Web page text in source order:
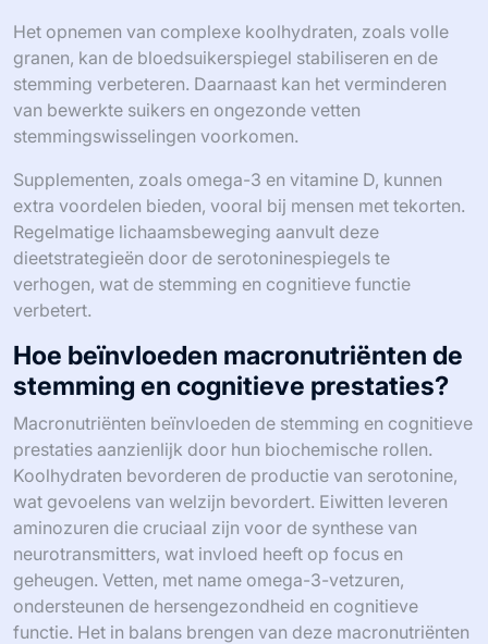
Het opnemen van complexe koolhydraten, zoals volle
granen, kan de bloedsuikerspiegel stabiliseren en de
stemming verbeteren. Daarnaast kan het verminderen
van bewerkte suikers en ongezonde vetten
stemmingswisselingen voorkomen.
Supplementen, zoals omega-3 en vitamine D, kunnen
extra voordelen bieden, vooral bij mensen met tekorten.
Regelmatige lichaamsbeweging aanvult deze
dieetstrategieën door de serotoninespiegels te
verhogen, wat de stemming en cognitieve functie
verbetert.
Hoe beïnvloeden macronutriënten de
stemming en cognitieve prestaties?
Macronutriënten beïnvloeden de stemming en cognitieve
prestaties aanzienlijk door hun biochemische rollen.
Koolhydraten bevorderen de productie van serotonine,
wat gevoelens van welzijn bevordert. Eiwitten leveren
aminozuren die cruciaal zijn voor de synthese van
neurotransmitters, wat invloed heeft op focus en
geheugen. Vetten, met name omega-3-vetzuren,
ondersteunen de hersengezondheid en cognitieve
functie. Het in balans brengen van deze macronutriënten